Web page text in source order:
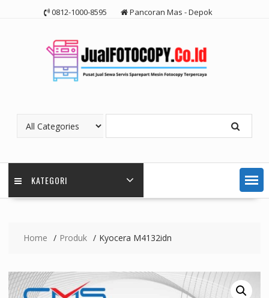
0812-1000-8595 Pancoran Mas - Depok
KATEGORI
Home Produk Kyocera M4132idn